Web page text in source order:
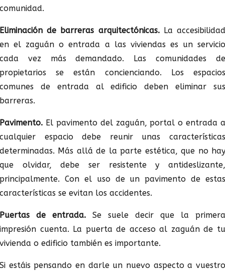
comunidad.
Eliminación de barreras arquitectónicas.La
en el zaguán o entrada a las viviendas es un servicio
cada vez más demandado. Las comunidades de
propietarios se están concienciando. Los espacios
comunes de entrada al edificio deben eliminar sus
barreras.
Pavimento. El pavimento del zaguán, portal o entrada a
cualquier espacio debe reunir unas características
determinadas. Más allá de la parte estética, que no hay
que olvidar, debe ser resistente y antideslizante,
principalmente. Con el uso de un pavimento de estas
características se evitan los accidentes.
Puertas de entrada. Se suele decir que la primera
impresión cuenta. La puerta de acceso al zaguán de tu
vivienda o edificio también es importante.
Si estáis pensando en darle un nuevo aspecto a vuestro